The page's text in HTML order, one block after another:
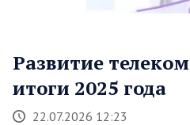
Развитие
итоги 2025 года
22.07.2026 12:23